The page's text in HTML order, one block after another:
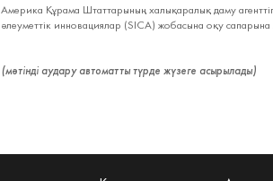
Америка Құрама Штаттарының халықаралық даму
әлеуметтік инновациялар (SICA) жобасына оқу сапарына
(мәтінді аудару автоматты түрде жүзеге асырылады)